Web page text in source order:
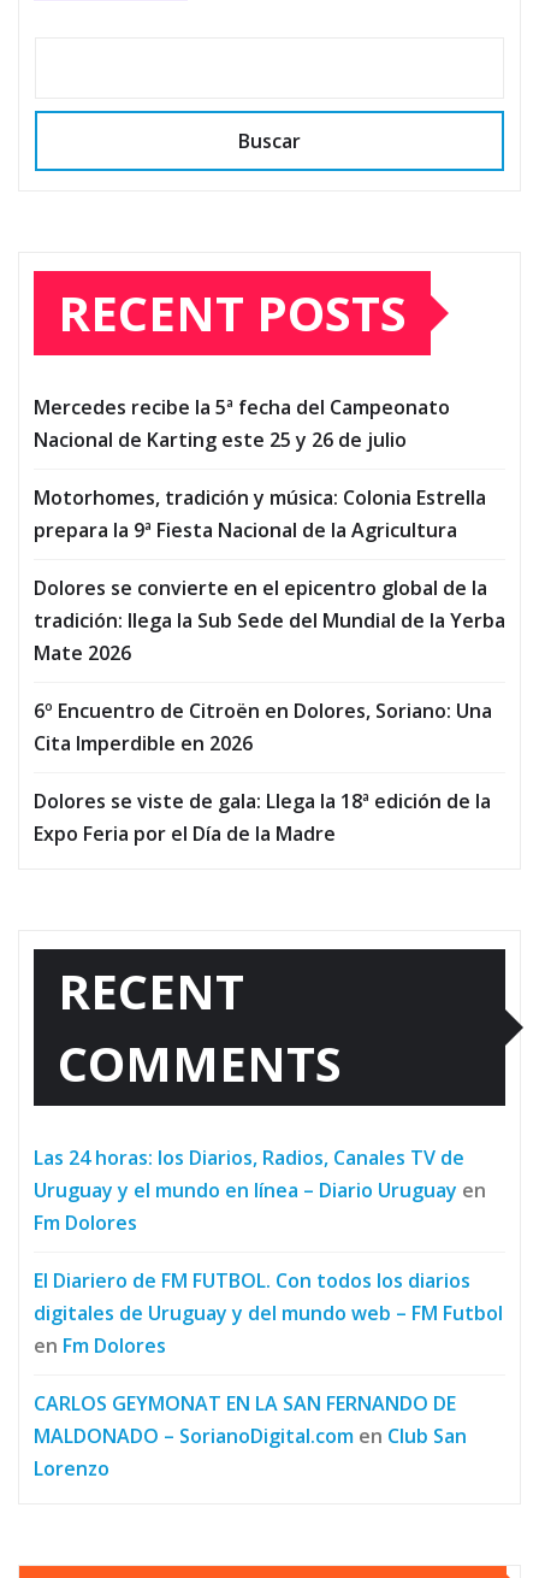
Buscar
RECENT POSTS
Mercedes recibe la 5ª fecha del Campeonato
Nacional de Karting este 25 y 26 de julio
Motorhomes, tradición y música: Colonia Estrella
prepara la 9ª Fiesta Nacional de la Agricultura
Dolores se convierte en el epicentro global de la
tradición: llega la Sub Sede del Mundial de la Yerba
Mate 2026
6º Encuentro de Citroën en Dolores, Soriano: Una
Cita Imperdible en 2026
Dolores se viste de gala: Llega la 18ª edición de la
Expo Feria por el Día de la Madre
RECENT
COMMENTS
Las 24 horas: los Diarios, Radios, Canales TV de
Uruguay y el mundo en línea – Diario Uruguay en
Fm Dolores
El Diariero de FM FUTBOL. Con todos los diarios
digitales de Uruguay y del mundo web – FM Futbol
en Fm Dolores
CARLOS GEYMONAT EN LA SAN FERNANDO DE
MALDONADO – SorianoDigital.com en Club San
Lorenzo